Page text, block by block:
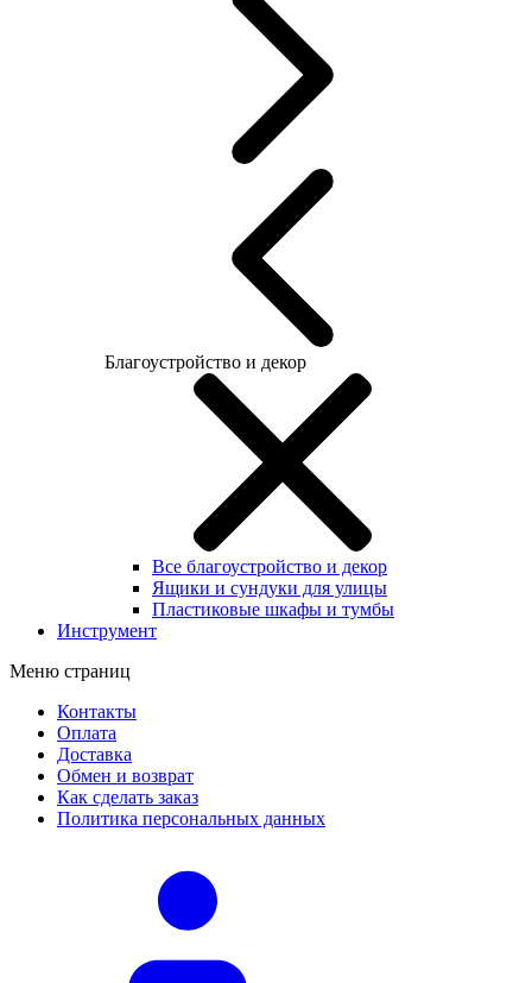
Благоустройство и декор
Все благоустройство и декор
Ящики и сундуки для улицы
Пластиковые шкафы и тумбы
Инструмент
Меню страниц
Контакты
Оплата
Доставка
Обмен и возврат
Как сделать заказ
Политика персональных данных